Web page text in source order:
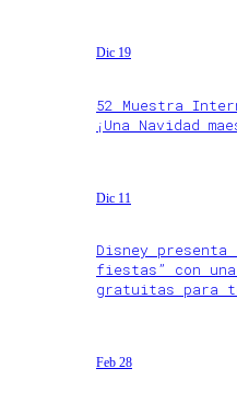
Dic 19
52 Muestra
¡Una Navidad
Dic 11
Disney
fiestas” con
gratuitas para
Feb 28